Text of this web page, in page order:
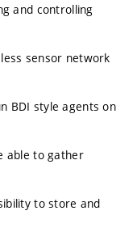
and controlling
sensor network
BDI style agents on
able to gather
to store and